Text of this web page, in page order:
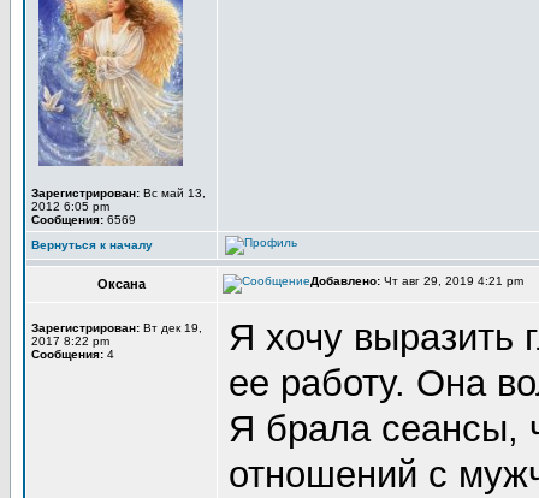
Зарегистрирован: Вс май 13,
2012 6:05 pm
Сообщения: 6569
Вернуться к началу
Оксана Добавлено: Чт авг 29, 2019 4:21 pm
Зарегистрирован: Вт дек 19,
2017 8:22 pm
Сообщения: 4
Я хочу выразить
ее работу. Она
Я брала сеансы,
отношений с